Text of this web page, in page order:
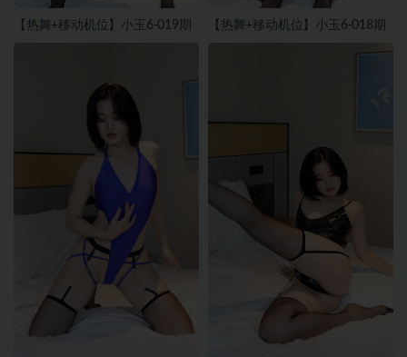
【热舞+移动机位】小玉6-019期 【热舞+移动机位】小玉6-018期